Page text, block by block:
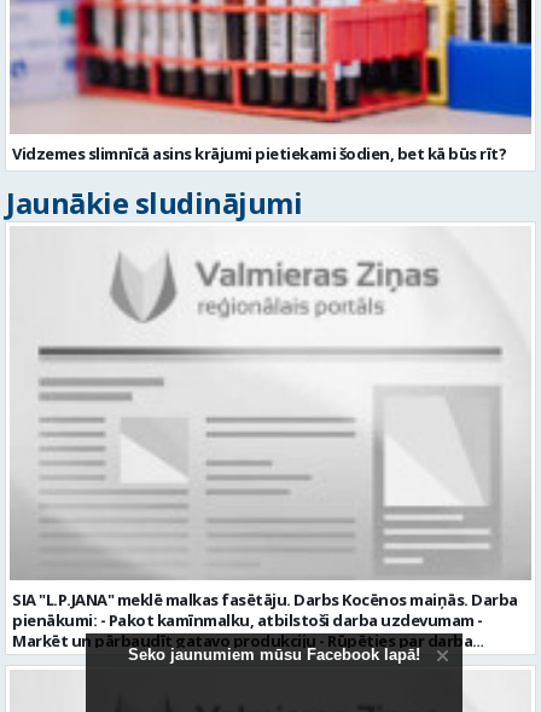
Vidzemes slimnīcā asins krājumi pietiekami šodien, bet kā būs rīt?
Jaunākie sludinājumi
SIA "L.P.JANA" meklē malkas fasētāju. Darbs Kocēnos maiņās. Darba
pienākumi: - Pakot kamīnmalku, atbilstoši darba uzdevumam -
Marķēt un pārbaudīt gatavo produkciju - Rūpēties par darba
kvalitāti un kārtību darba vietā Prasības kandidātiem: - Laba fiziskā
izturība - Precizitāte un ātrums - Prasme un vēlme strādāt komandā
Uzņēmums piedāvā: - Atalgojumu EUR 1200 bruto (atkarīgs no
padarītā) - Vienmēr laikā izmaksātu algu - Profesionālus un
atbalstošus kolēģus Lūgums CV sūtīt uz e- pastu:
pasutijumi@lpjana.lv vai zvanīt pa tālruni: 28319289 Profesija:
SAIŅOŠANAS OPERATORS Algas izmaksas veids: Laika darba alga
Darba vietas adrese: LATVIJA, Gravas iela 2, Kocēni, Kocēnu pag.,
Pieteikto vietu skaits: 2 Aktuāla līdz: 2027-09-07 Darba sākšanas
Seko jaunumiem mūsu Facebook lapā!